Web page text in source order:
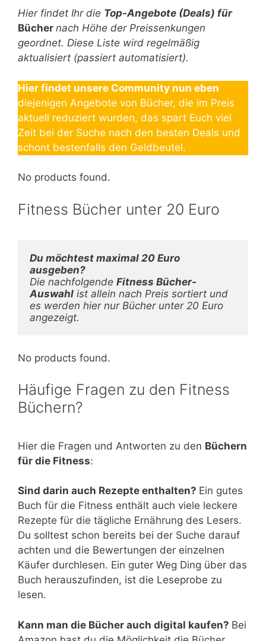
Hier findet Ihr die Top-Angebote (Deals) für
Bücher nach Höhe der Preissenkungen
geordnet. Diese Liste wird regelmäßig
aktualisiert (passiert automatisiert).
Hier findet unsere Community nun eben
diejenigen Angebote von Bücher, die im Preis
aktuell reduziert wurden, das spart Euch viel
Zeit bei der Suche nach den besten Deals und
schont bestenfalls den Geldbeutel.
No products found.
Fitness Bücher unter 20 Euro
Du möchtest maximal 20 Euro
Die nachfolgende Fitness Bücher-
Auswahl ist allein nach Preis sortiert und
es werden hier nur Bücher unter 20 Euro
angezeigt.
No products found.
Häufige Fragen zu den Fitness
Büchern?
Hier die Fragen und Antworten zu den Büchern
für die Fitness:
Sind darin auch Rezepte enthalten? Ein gutes
Buch für die Fitness enthält auch viele leckere
Rezepte für die tägliche Ernährung des Lesers.
Du solltest schon bereits bei der Suche darauf
achten und die Bewertungen der einzelnen
Käufer durchlesen. Ein guter Weg Ding über das
Buch herauszufinden, ist die Leseprobe zu
lesen.
Kann man die Bücher auch digital kaufen? Bei